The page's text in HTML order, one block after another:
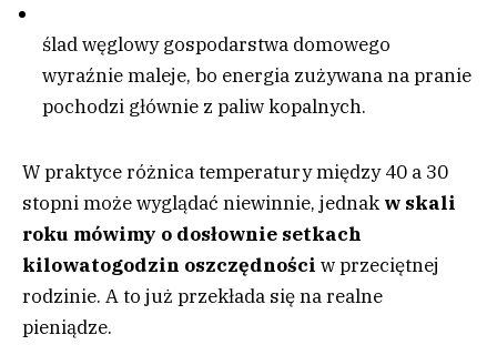
ślad węglowy gospodarstwa domowego
wyraźnie maleje, bo energia zużywana na pranie
pochodzi głównie z paliw kopalnych.
W praktyce różnica temperatury między 40 a 30
stopni może wyglądać niewinnie, jednak w skali
roku mówimy o dosłownie setkach
kilowatogodzin oszczędności w przeciętnej
rodzinie. A to już przekłada się na realne
pieniądze.